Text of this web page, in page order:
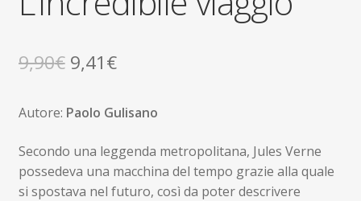
9,90€ Il
originale
era:
9,90€.
9,41€Il
attuale
è:
9,41€.
Autore: Paolo Gulisano
Secondo una leggenda metropolitana, Jules Verne
possedeva una macchina del tempo grazie alla quale
si spostava nel futuro, così da poter descrivere